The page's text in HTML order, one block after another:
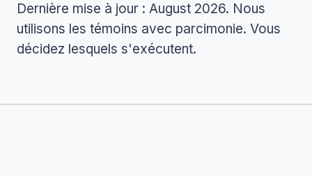
Dernière mise à jour : August 2026. Nous
utilisons les témoins avec parcimonie. Vous
décidez lesquels s'exécutent.